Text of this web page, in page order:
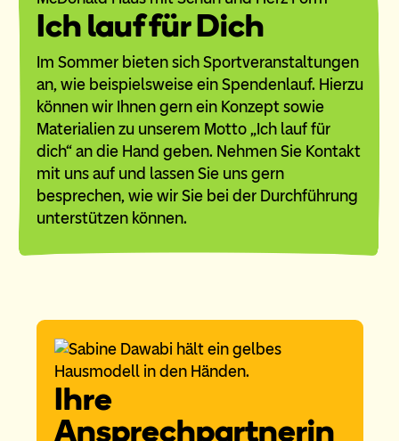
Ich lauf für Dich
Im Sommer bieten sich Sportveranstaltungen
an, wie beispielsweise ein Spendenlauf. Hierzu
können wir Ihnen gern ein Konzept sowie
Materialien zu unserem Motto „Ich lauf für
dich“ an die Hand geben. Nehmen Sie Kontakt
mit uns auf und lassen Sie uns gern
besprechen, wie wir Sie bei der Durchführung
unterstützen können.
Ihre
Ansprechpartnerin